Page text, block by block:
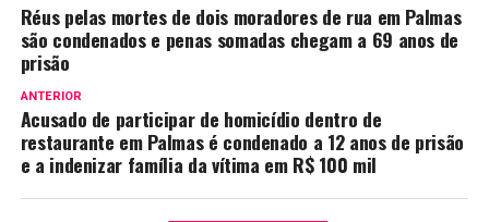
Réus pelas mortes de dois moradores de rua em Palmas
são condenados e penas somadas chegam a 69 anos de
prisão
ANTERIOR
Acusado de participar de homicídio dentro de
restaurante em Palmas é condenado a 12 anos de prisão
e a indenizar família da vítima em R$ 100 mil